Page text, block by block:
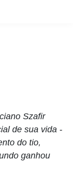
Szafir
de sua vida -
do tio,
ganhou